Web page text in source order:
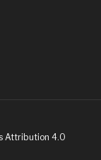
Attribution 4.0